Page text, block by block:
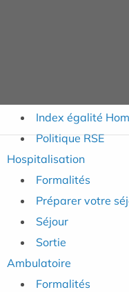
Index égalité
Politique RSE
Hospitalisation
Formalités
Préparer votre
Séjour
Sortie
Ambulatoire
Formalités